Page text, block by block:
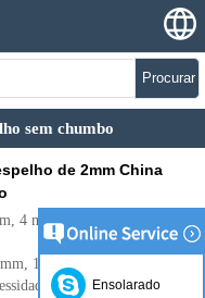
Procurar
sem chumbo
de 2mm China
4 mm, 5 mm, 6 mm,
1650x2200mm, ',
do cliente.Ensolarado